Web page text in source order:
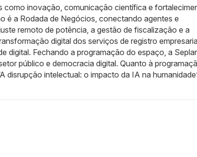
como inovação, comunicação científica e
é a Rodada de Negócios, conectando agentes e
remoto de potência, a gestão de fiscalização e a
digital dos serviços de registro
digital. Fechando a programação do espaço, a
público e democracia digital. Quanto à
disrupção intelectual: o impacto da IA na